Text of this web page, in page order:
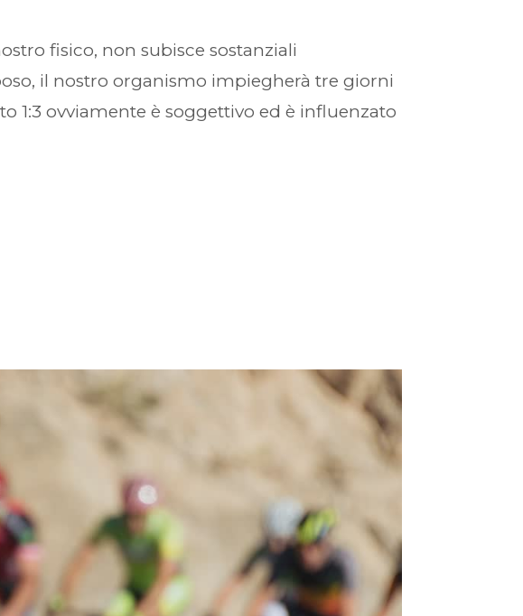
fisico, non subisce sostanziali
il nostro organismo impiegherà tre giorni
1:3 ovviamente è soggettivo ed è influenzato